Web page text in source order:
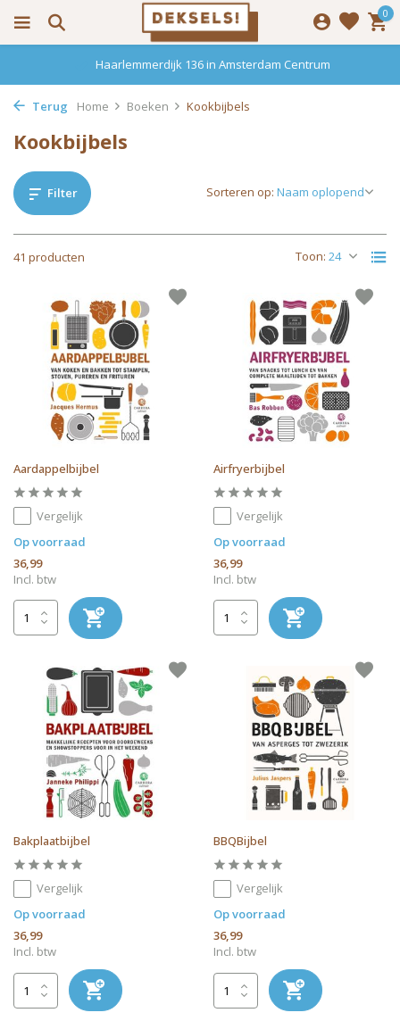
0
Haarlemmerdijk 136 in Amsterdam Centrum
Terug Home Boeken Kookbijbels
Kookbijbels
Filter
41 producten Toon:
Sorteren op:
Aardappelbijbel
Vergelijk
Op voorraad
36,99
Incl. btw
Airfryerbijbel
Vergelijk
Op voorraad
36,99
Incl. btw
Bakplaatbijbel
Vergelijk
Op voorraad
36,99
Incl. btw
BBQBijbel
Vergelijk
Op voorraad
36,99
Incl. btw